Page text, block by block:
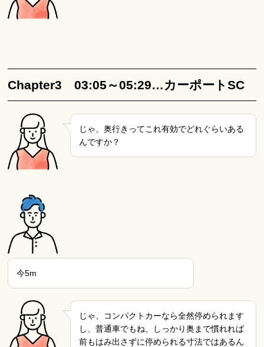
Chapter3 03:05～05:29…カーポートSC
じゃ、奥行きってこれ有効でどれぐらいある
んですか？
今5m
じゃ、コンパクトカーなら全然停められます
し、普通車でもね、しっかり奥まで慣れれば
前もはみ出さずに停められる寸法ではあるん